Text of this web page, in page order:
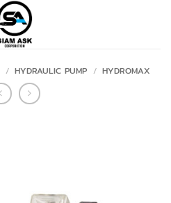
/ HYDRAULIC PUMP / HYDROMAX